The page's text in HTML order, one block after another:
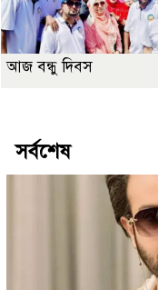
আজ বন্ধু দিবস
সর্বশেষ